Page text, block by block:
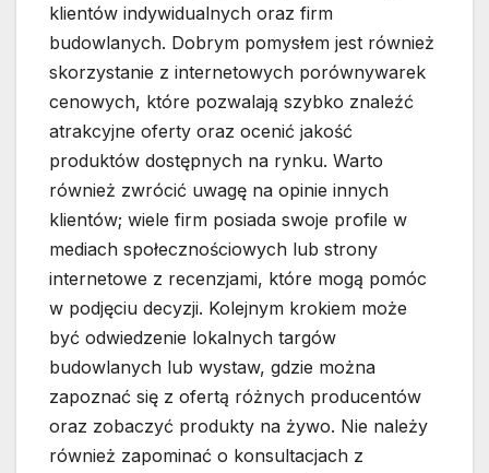
klientów indywidualnych oraz firm
budowlanych. Dobrym pomysłem jest również
skorzystanie z internetowych porównywarek
cenowych, które pozwalają szybko znaleźć
atrakcyjne oferty oraz ocenić jakość
produktów dostępnych na rynku. Warto
również zwrócić uwagę na opinie innych
klientów; wiele firm posiada swoje profile w
mediach społecznościowych lub strony
internetowe z recenzjami, które mogą pomóc
w podjęciu decyzji. Kolejnym krokiem może
być odwiedzenie lokalnych targów
budowlanych lub wystaw, gdzie można
zapoznać się z ofertą różnych producentów
oraz zobaczyć produkty na żywo. Nie należy
również zapominać o konsultacjach z